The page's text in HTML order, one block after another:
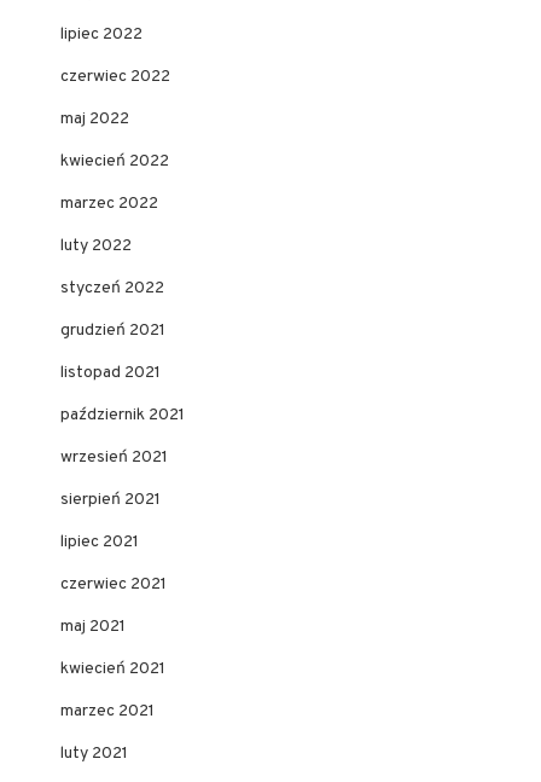
lipiec 2022
czerwiec 2022
maj 2022
kwiecień 2022
marzec 2022
luty 2022
styczeń 2022
grudzień 2021
listopad 2021
październik 2021
wrzesień 2021
sierpień 2021
lipiec 2021
czerwiec 2021
maj 2021
kwiecień 2021
marzec 2021
luty 2021